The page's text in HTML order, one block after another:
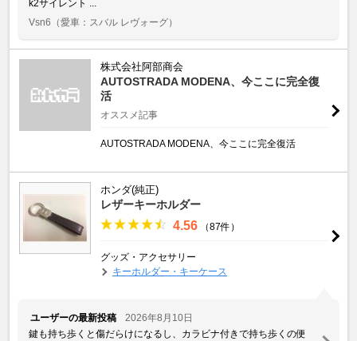
k2サイレント ...
Vsn6 （愛車：スバル レヴォーグ）
株式会社阿部商会
AUTOSTRADA MODENA、今ここに完全復
活
オススメ記事
AUTOSTRADA MODENA、今ここに完全復活
ホンダ(純正)
レザーキーホルダー
4.56 （87件）
グッズ・アクセサリー
キーホルダー・キーケース
ユーザーの最新投稿
2026年8月10日
鍵も持ち歩くと傷だらけになるし、カラビナ付きで持ち歩くの便